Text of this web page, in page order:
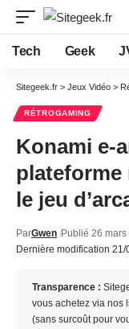
Tech Geek
Sitegeek.fr > Jeux Vidéo >
RÉTROGAMING
Konami e-
le jeu
Dernière modification 21/
ParGwen Publié 26
Transparence :
vous achetez via nos
(sans surcoût pour